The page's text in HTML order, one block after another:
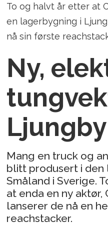
To og halvt år etter at
en lagerbygning i
nå sin første
Ny,
Ljungby
Mang en truck og
blitt produsert i den
Småland i Sverige.
at enda en ny
lanserer de nå en
reachstacker.